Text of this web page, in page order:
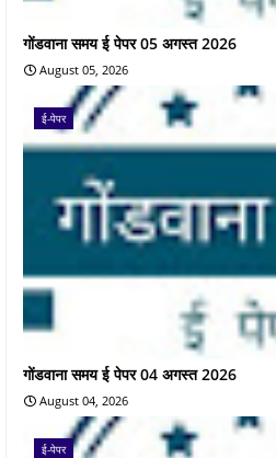
गोंडवाना समय ई पेपर 05 अगस्त 2026
August 05, 2026
ई-पेपर
गोंडवाना समय ई पेपर 04 अगस्त 2026
August 04, 2026
ई-पेपर